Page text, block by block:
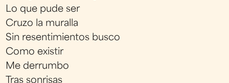
Lo que pude ser
Cruzo la muralla
Sin resentimientos busco
Como existir
Me derrumbo
Tras sonrisas